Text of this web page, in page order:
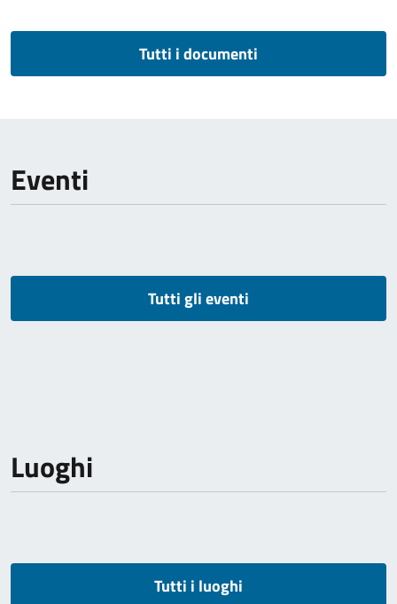
Tutti i documenti
Eventi
Tutti gli eventi
Luoghi
Tutti i luoghi